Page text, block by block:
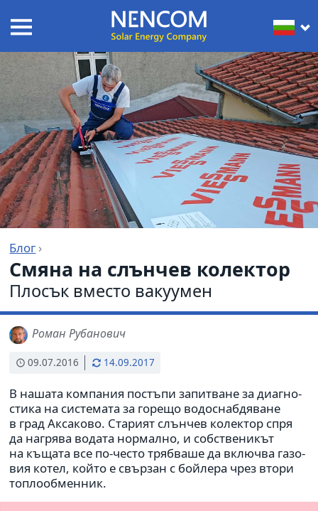
Блог ›
Смяна на слън­чев колектор
Плосък вместо вакуумен
Роман Рубанович
09.07.2016 14.09.2017
В нашата ком­па­ния постъпи запит­ване за диа­гно­
стика на систе­мата за горещо водо­снаб­дя­ване
в град Аксаково. Старият слън­чев колек­тор спря
да нагрява водата нор­мално, и соб­стве­ни­кът
на къщата все по-често тряб­ваше да вклю­чва газо­
вия котел, който е свър­зан с бой­лера чрез втори
топло­об­мен­ник.